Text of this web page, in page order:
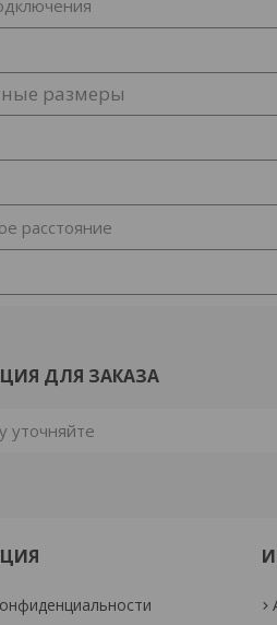
размеры
расстояние
ДЛЯ ЗАКАЗА
уточняйте